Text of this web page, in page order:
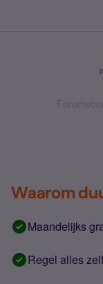
Waarom
Maandelijks
Regel alles